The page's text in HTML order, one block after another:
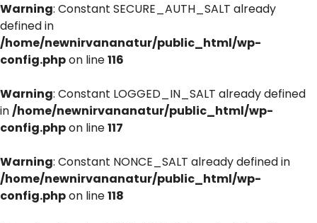
Warning: Constant SECURE_AUTH_SALT already
defined in
/home/newnirvananatur/public_html/wp-
config.phpon line116
Warning: Constant LOGGED_IN_SALT already defined
in/home/newnirvananatur/public_html/wp-
config.phpon line117
Warning: Constant NONCE_SALT already defined in
/home/newnirvananatur/public_html/wp-
config.phpon line118